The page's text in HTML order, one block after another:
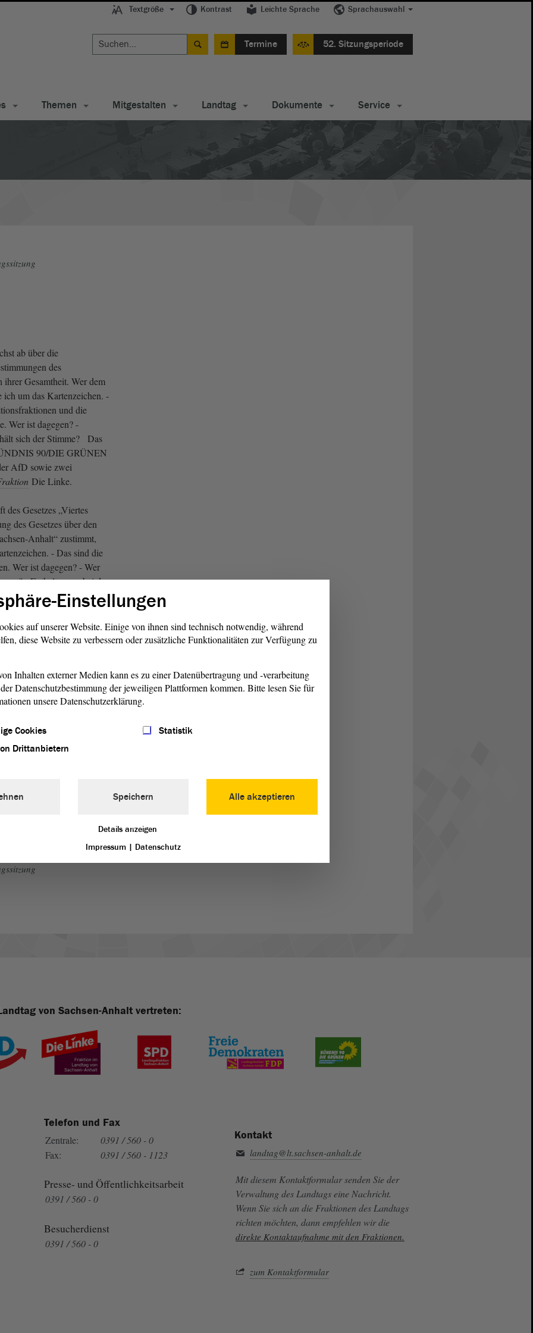
Textgröße Kontrast Leichte Sprache Sprachauswahl
Termine 52. Sitzungsperiode
Themen Mitgestalten Landtag Dokumente Service
ab über die
des
ihrer Gesamtheit. Wer dem
ich um das Kartenzeichen. -
und die
Wer ist dagegen? -
sich der Stimme? Das
90/DIE GRÜNEN
AfD sowie zwei
Die Linke.
des Gesetzes „Viertes
des Gesetzes über den
Anhalt“ zustimmt,
- Das sind die
Wer ist dagegen? - Wer
Enthaltungen bei der
derFraktionBÜNDNIS
und bei derFraktionDie
Das sind die
Wer ist dagegen?
sich der Stimme? -
AfD-
Linke. Somit ist das
beschlossen
von Sachsen-Anhalt vertreten:
Telefon und Fax
Zentrale:
0391 / 560 - 0
Fax:
0391 / 560 - 1123
Presse- und Öffentlichkeitsarbeit
0391 / 560 - 0
Besucherdienst
0391 / 560 - 0
Kontakt
landtag@lt.sachsen-anhalt.de
Mit diesem Kontaktformular senden Sie der
Verwaltung des Landtags eine Nachricht.
Wenn Sie sich an die Fraktionen des Landtags
richten möchten, dann empfehlen wir die
direkte Kontaktaufnahme mit den Fraktionen.
zum Kontaktformular
Einstellungen
auf unserer Website. Einige von ihnen sind technisch notwendig, während
diese Website zu verbessern oder zusätzliche Funktionalitäten zur Verfügung zu
Inhalten externer Medien kann es zu einer Datenübertragung und -verarbeitung
Datenschutzbestimmung der jeweiligen Plattformen kommen. Bitte lesen Sie für
unsere Datenschutzerklärung.
Cookies
Statistik
Drittanbietern
Alle akzeptieren
Speichern
Details anzeigen
Impressum | Datenschutz